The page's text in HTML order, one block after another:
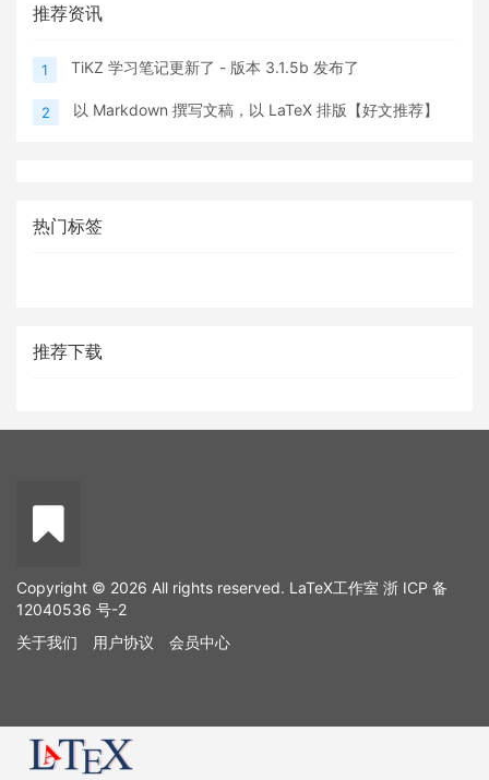
推荐资讯
1 TiKZ 学习笔记更新了 - 版本 3.1.5b 发布了
2 以 Markdown 撰写文稿，以 LaTeX 排版【好文推荐】
热门标签
推荐下载
Copyright © 2026 All rights reserved. LaTeX工作室 浙 ICP 备
12040536 号-2
关于我们
用户协议 会员中心